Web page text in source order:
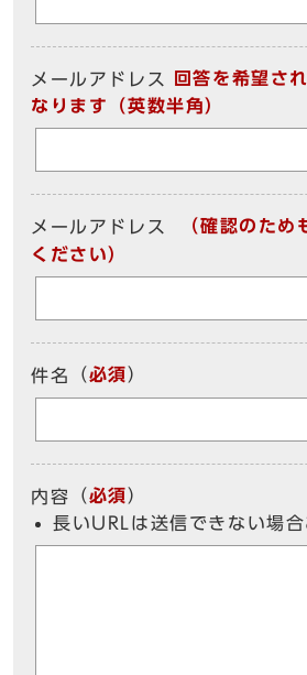
メールアドレス
回答を希望さ
なります（英数半角）
メールアドレス
（確認のため
ください）
件名 （必須）
内容 （必須）
長いURLは送信できない場合